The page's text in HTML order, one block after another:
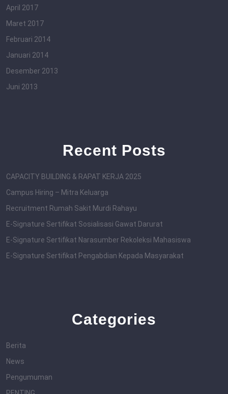
April 2017
Maret 2017
Februari 2014
Januari 2014
Desember 2013
Juni 2013
Recent Posts
CAPACITY BUILDING & RAPAT KERJA 2025
Campus Hiring – Mitra Keluarga
Recruitment Rumah Sakit Murdi Rahayu
E-Signature Sertifikat Sosialisasi Gawat Darurat
E-Signature Sertifikat Narasumber Rekoleksi Mahasiswa
E-Signature Sertifikat Pengabdian Kepada Masyarakat
Categories
Berita
News
Pengumuman